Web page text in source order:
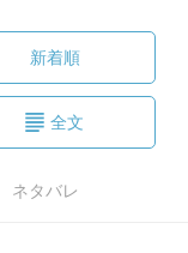
新着順
全文
ネタバレ